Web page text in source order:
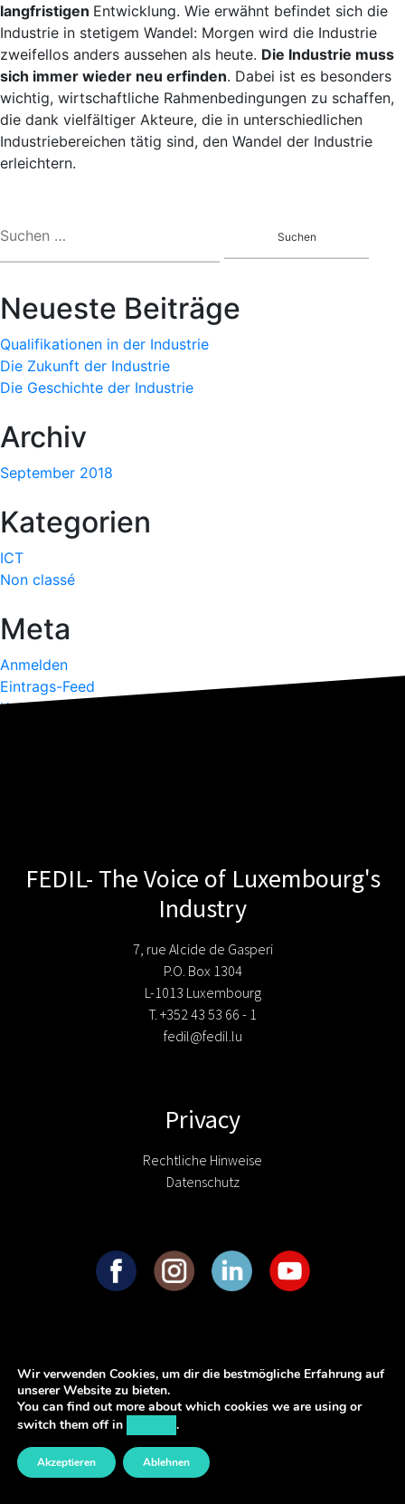
langfristigen Entwicklung. Wie erwähnt befindet sich die
Industrie in stetigem Wandel: Morgen wird die Industrie
zweifellos anders aussehen als heute. Die Industrie muss
sich immer wieder neu erfinden. Dabei ist es besonders
wichtig, wirtschaftliche Rahmenbedingungen zu schaffen,
die dank vielfältiger Akteure, die in unterschiedlichen
Industriebereichen tätig sind, den Wandel der Industrie
erleichtern.
nach:
Neueste Beiträge
Qualifikationen in der Industrie
Die Zukunft der Industrie
Die Geschichte der Industrie
Archiv
September 2018
Kategorien
ICT
Non classé
Meta
Anmelden
Eintrags-Feed
Kommentar-Feed
FEDIL- The Voice of Luxembourg's
Industry
7, rue Alcide de Gasperi
P.O. Box 1304
L-1013 Luxembourg
T. +352 43 53 66 - 1
fedil@fedil.lu
Privacy
Rechtliche Hinweise
Datenschutz
Wir verwenden Cookies, um dir die bestmögliche Erfahrung auf
unserer Website zu bieten.
You can find out more about which cookies we are using or
switch them off in
.
Akzeptieren Ablehnen